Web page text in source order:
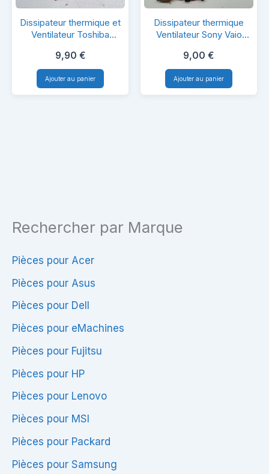
Rechercher par Marque
Pièces pour Acer
Pièces pour Asus
Pièces pour Dell
Pièces pour eMachines
Pièces pour Fujitsu
Pièces pour HP
Pièces pour Lenovo
Pièces pour MSI
Pièces pour Packard
Pièces pour Samsung
Dissipateur
thermique
et
Ventilateur
Toshiba
Dissipateur thermique et
Ventilateur Toshiba
9,90 €
Ajouter au panier
Dissipateur
thermique
Ventilateur
Sony
Vaio
Dissipateur thermique
Ventilateur Sony Vaio
9,00 €
Ajouter au panier